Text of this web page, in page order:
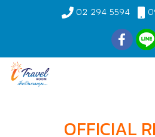
02 294 5594
OFFICIAL